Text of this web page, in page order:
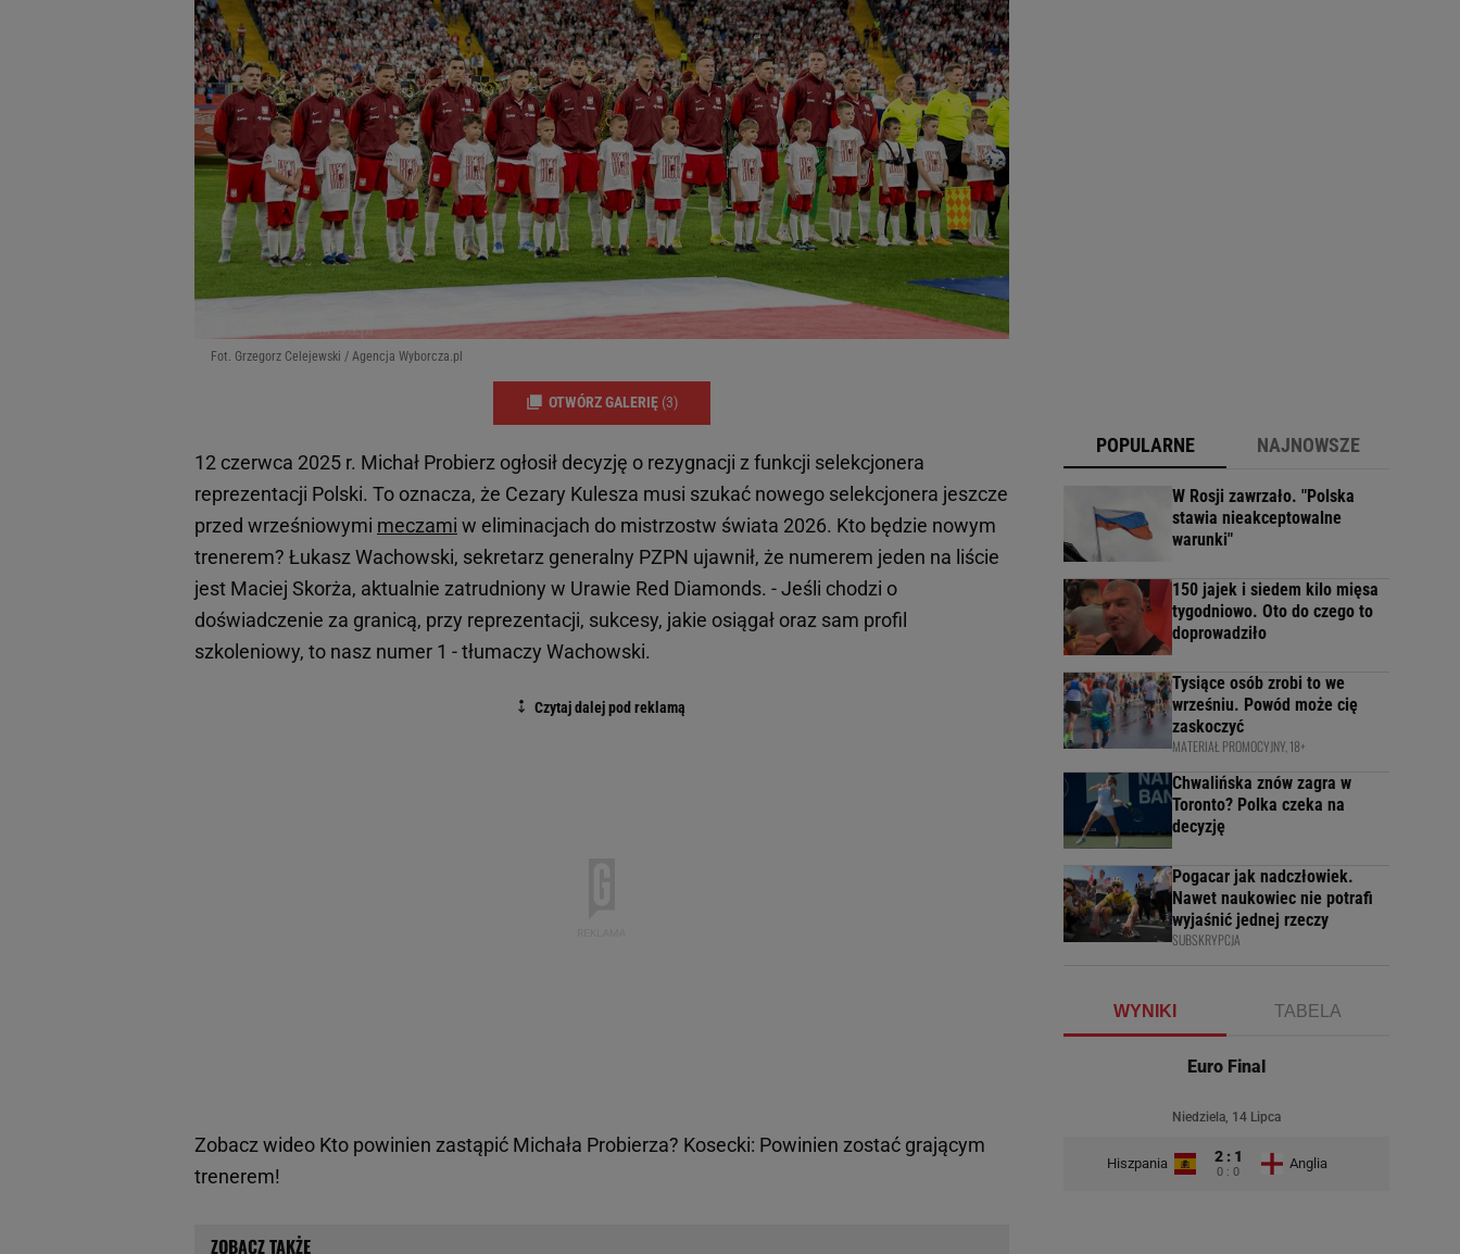
Fot. Grzegorz Celejewski / Agencja Wyborcza.pl
OTWÓRZ GALERIĘ (3)
12 czerwca 2025 r. Michał Probierz ogłosił decyzję o rezygnacji z funkcji selekcjonera
reprezentacji Polski. To oznacza, że Cezary Kulesza musi szukać nowego selekcjonera jeszcze
przed wrześniowymi meczami w eliminacjach do mistrzostw świata 2026. Kto będzie nowym
trenerem? Łukasz Wachowski, sekretarz generalny PZPN ujawnił, że numerem jeden na liście
jest Maciej Skorża, aktualnie zatrudniony w Urawie Red Diamonds. - Jeśli chodzi o
doświadczenie za granicą, przy reprezentacji, sukcesy, jakie osiągał oraz sam profil
szkoleniowy, to nasz numer 1 - tłumaczy Wachowski.
Zobacz wideo Kto powinien zastąpić Michała Probierza? Kosecki: Powinien zostać grającym
trenerem!
POPULARNE NAJNOWSZE
W Rosji zawrzało. "Polska
stawia nieakceptowalne
warunki"
150 jajek i siedem kilo mięsa
tygodniowo. Oto do czego to
doprowadziło
Tysiące osób zrobi to we
wrześniu. Powód może cię
zaskoczyć
MATERIAŁ PROMOCYJNY, 18+
Chwalińska znów zagra w
Toronto? Polka czeka na
decyzję
Pogacar jak nadczłowiek.
Nawet naukowiec nie potrafi
wyjaśnić jednej rzeczy
SUBSKRYPCJA
WYNIKI TABELA
Euro Final
Niedziela, 14 Lipca
Hiszpania 2 : 1
0 : 0
Anglia